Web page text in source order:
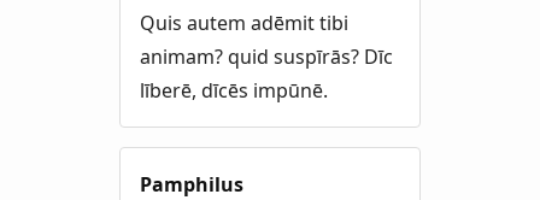
Quis autem adēmit tibi
animam? quid suspīrās? Dīc
līberē, dīcēs impūnē.
Pamphilus